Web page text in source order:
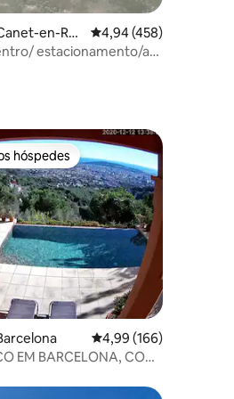
en-Ro
4,94 de uma avaliação
4,94 (458)
estacionamento/ar
queen
5, 131 avaliações
preferidos dos hóspedes
hóspedes
4,99 de uma avaliação
4,99 (166)
EM BARCELONA, COM